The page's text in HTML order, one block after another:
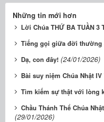
Những tin mới hơn
Lời Chúa THỨ BA TUẦN 3
Tiếng gọi giữa đời thường
Dạ, con đây! (24/01/2026)
Bài suy niệm Chúa Nhật
Tìm kiếm sự thật với lòng
Chầu Thánh Thể Chúa
(29/01/2026)